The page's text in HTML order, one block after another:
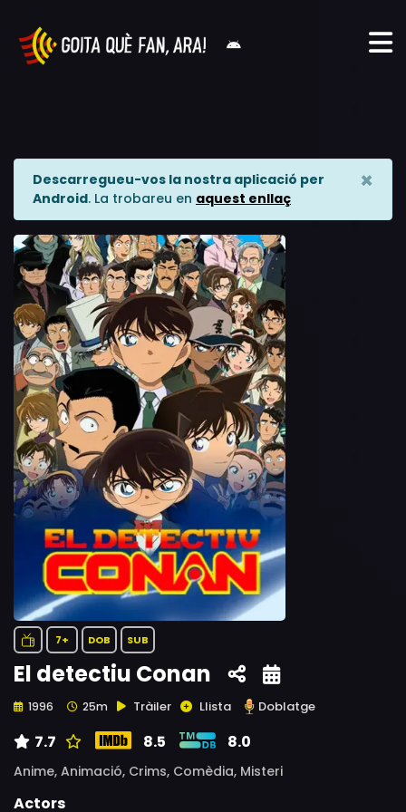
Descarregueu-vos la nostra aplicació per
Android. La trobareu en aquest enllaç
×
7+ DOB SUB
El detectiu Conan
1996 25m Tràiler Llista Doblatge
7.7 8.5 8.0
Anime, Animació, Crims, Comèdia, Misteri
Actors